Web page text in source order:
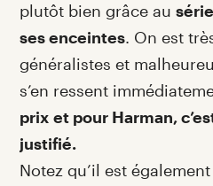
plutôt bien grâce au
ses enceintes. On est
généralistes et
s’en ressent
prix et pour Harman,
justifié.
Notez qu’il est